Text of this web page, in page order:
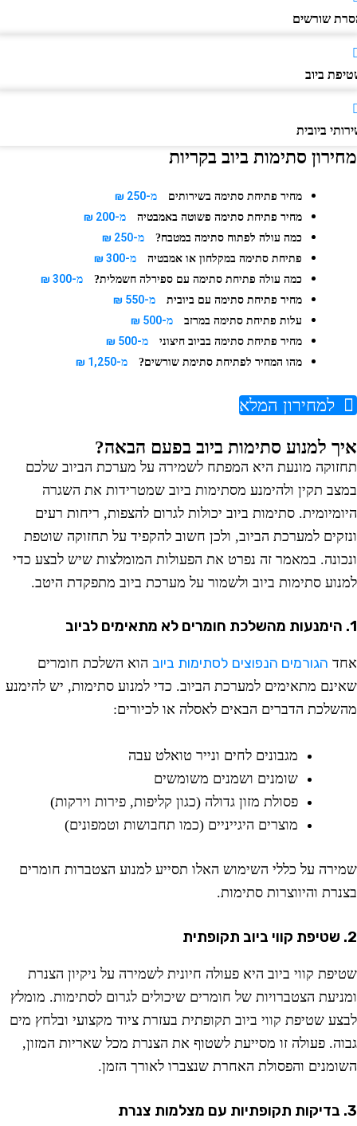
שורשים
ביוב
ביובית
סתימות ביוב בקריות
מחיר פתיחת סתימה בשירותים מ-250 ₪
מחיר פתיחת סתימה פשוטה באמבטיה מ-200 ₪
כמה עולה לפתוח סתימה במטבח? מ-250 ₪
פתיחת סתימה במקלחון או אמבטיה מ-300 ₪
כמה עולה פתיחת סתימה עם ספירלה חשמלית? מ-300 ₪
מחיר פתיחת סתימה עם ביובית מ-550 ₪
עלות פתיחת סתימה במרזב מ-500 ₪
מחיר פתיחת סתימה בביוב חיצוני מ-500 ₪
מהו המחיר לפתיחת סתימת שורשים? מ-1,250 ₪
למחירון המלא
למנוע סתימות ביוב בפעם הבאה?
מונעת היא המפתח לשמירה על מערכת הביוב שלכם
תקין ולהימנע מסתימות ביוב שמטרידות את השגרה
סתימות ביוב יכולות לגרום להצפות, ריחות רעים
למערכת הביוב, ולכן חשוב להקפיד על תחזוקה שוטפת
במאמר זה נפרט את הפעולות המומלצות שיש לבצע כדי
סתימות ביוב ולשמור על מערכת ביוב מתפקדת היטב.
לביוב
הגורמים הנפוצים לסתימות ביובהוא השלכת חומרים
מתאימים למערכת הביוב. כדי למנוע סתימות, יש להימנע
הדברים הבאים לאסלה או לכיורים:
מגבונים לחים ונייר טואלט עבה
שומנים ושמנים משומשים
פסולת מזון גדולה (כגון קליפות, פירות וירקות)
מוצרים היגייניים (כמו תחבושות וטמפונים)
על כללי השימוש האלו תסייע למנוע הצטברות חומרים
והיווצרות סתימות.
קווי ביוב היא פעולה חיונית לשמירה על ניקיון הצנרת
הצטברויות של חומרים שיכולים לגרום לסתימות. מומלץ
שטיפת קווי ביוב תקופתית בעזרת ציוד מקצועי ובלחץ מים
פעולה זו מסייעת לשטוף את הצנרת מכל שאריות המזון,
והפסולת האחרת שנצברו לאורך הזמן.
צנרת